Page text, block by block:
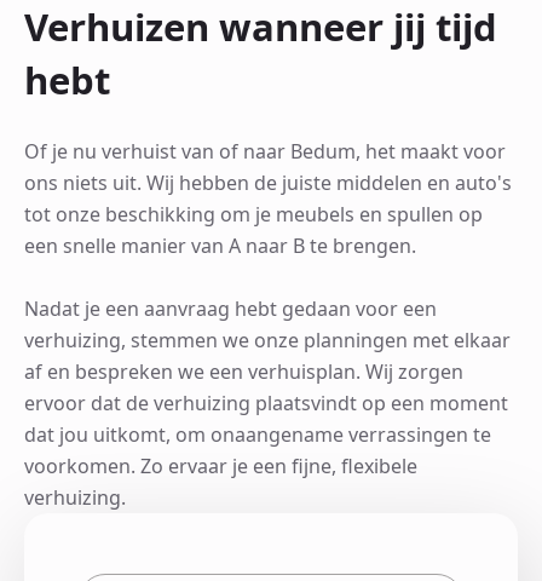
Verhuizen wanneer jij tijd
hebt
Of je nu verhuist van of naar Bedum, het maakt voor
ons niets uit. Wij hebben de juiste middelen en auto's
tot onze beschikking om je meubels en spullen op
een snelle manier van A naar B te brengen.
Nadat je een aanvraag hebt gedaan voor een
verhuizing, stemmen we onze planningen met elkaar
af en bespreken we een verhuisplan. Wij zorgen
ervoor dat de verhuizing plaatsvindt op een moment
dat jou uitkomt, om onaangename verrassingen te
voorkomen. Zo ervaar je een fijne, flexibele
verhuizing.